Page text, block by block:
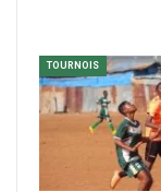
TOURNOIS